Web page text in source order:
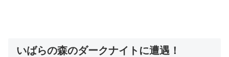
いばらの森のダークナイトに遭遇！